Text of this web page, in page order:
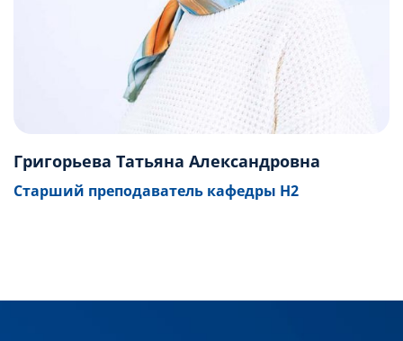
Григорьева Татьяна Александровна
Старший преподаватель кафедры Н2